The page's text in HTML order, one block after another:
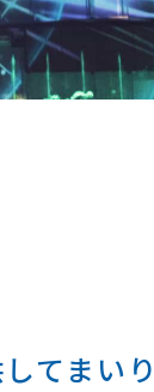
てまい